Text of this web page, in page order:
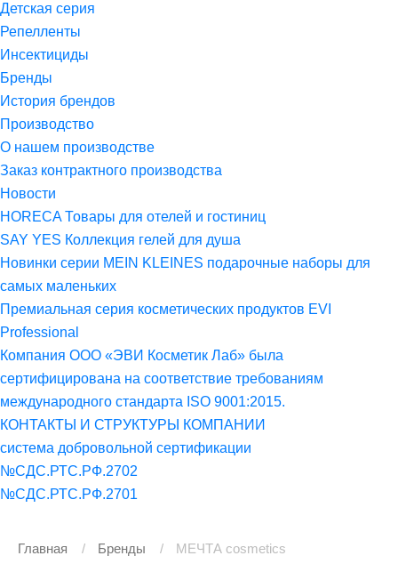
Детская серия
Репелленты
Инсектициды
Бренды
История брендов
Производство
О нашем производстве
Заказ контрактного производства
Новости
HORECA Товары для отелей и гостиниц
SAY YES Коллекция гелей для душа
Новинки серии MEIN KLEINES подарочные наборы для
самых маленьких
Премиальная серия косметических продуктов EVI
Professional
Компания ООО «ЭВИ Косметик Лаб» была
сертифицирована на соответствие требованиям
международного стандарта ISO 9001:2015.
КОНТАКТЫ И СТРУКТУРЫ КОМПАНИИ
система добровольной сертификации
№СДС.РТС.РФ.2702
№СДС.РТС.РФ.2701
Главная Бренды МЕЧТА cosmetics